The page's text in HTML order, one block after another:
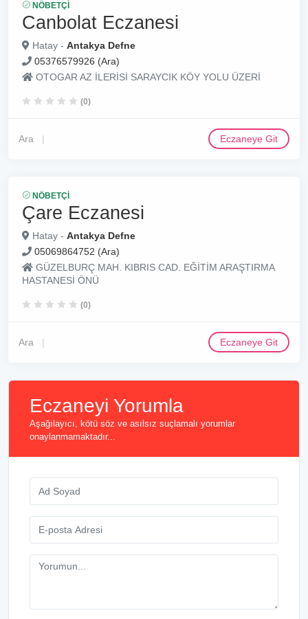
NÖBETÇI
Canbolat Eczanesi
Hatay - Antakya Defne
05376579926 (Ara)
OTOGAR AZ İLERİSİ SARAYCIK KÖY YOLU ÜZERİ
(0)
Ara Eczaneye Git
NÖBETÇI
Çare Eczanesi
Hatay - Antakya Defne
05069864752 (Ara)
GÜZELBURÇ MAH. KIBRIS CAD. EĞİTİM ARAŞTIRMA
HASTANESİ ÖNÜ
(0)
Ara Eczaneye Git
Eczaneyi Yorumla
Aşağılayıcı, kötü söz ve asılsız suçlamalı yorumlar
onaylanmamaktadır...